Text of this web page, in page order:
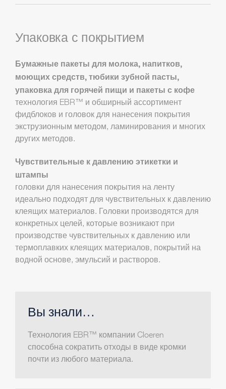
Упаковка с покрытием
Бумажные пакеты для молока, напитков,
моющих средств, тюбики зубной пасты,
упаковка для горячей пищи и пакеты с кофе
технология EBR™ и обширный ассортимент
фидблоков и головок для нанесения покрытия
экструзионным методом, ламинирования и многих
других методов.
Чувствительные к давлению этикетки и
штампы
головки для нанесения покрытия на ленту
идеально подходят для чувствительных к давлению
клеящих материалов. Головки производятся для
конкретных целей, которые возникают при
производстве чувствительных к давлению или
термоплавких клеящих материалов, покрытий на
водной основе, эмульсий и растворов.
Вы знали…
Технология EBR™ компании Cloeren
способна сократить отходы в виде кромки
почти из любого материала.